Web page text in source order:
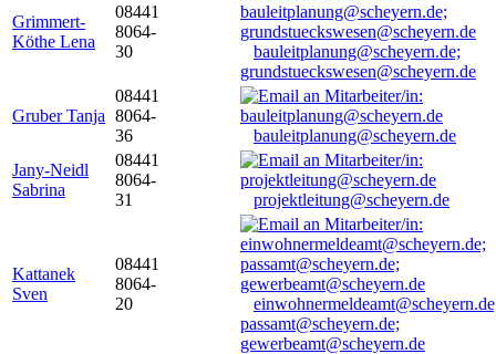
Grimmert-
Köthe Lena
08441
8064-
30
bauleitplanung@scheyern.de;
grundstueckswesen@scheyern.de
Gruber Tanja
08441
8064-
36
bauleitplanung@scheyern.de
Jany-Neidl
Sabrina
08441
8064-
31
projektleitung@scheyern.de
Kattanek
Sven
08441
8064-
20
passamt@scheyern.de;
gewerbeamt@scheyern.de